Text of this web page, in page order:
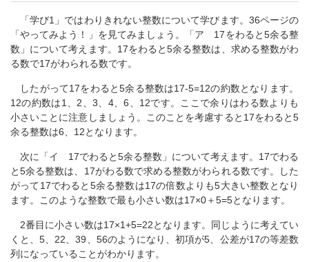
「学び1」ではわりきれない整数について学びます。36ページの
「やってみよう！」を見てみましょう。「ア 17をわると5余る整
数」について考えます。17をわると5余る整数は、求める整数がわ
る数で17がわられる数です。
したがって17をわると5余る整数は17-5=12の約数となります。
12の約数は1、2、3、4、6、12です。ここで余りはわる数よりも
小さいことに注意しましょう。このことを考慮すると17をわると5
余る整数は6、12となります。
次に「イ 17でわると5余る整数」について考えます。17でわる
と5余る整数は、17がわる数で求める整数がわられる数です。した
がって17でわると5余る整数は17の倍数よりも5大きい整数となり
ます。このような整数で最も小さい数は17×0＋5=5となります。
2番目に小さい数は17×1+5=22となります。同じように考えてい
くと、5、22、39、56のようになり、初項が5、公差が17の等差数
列になっていることがわかります。